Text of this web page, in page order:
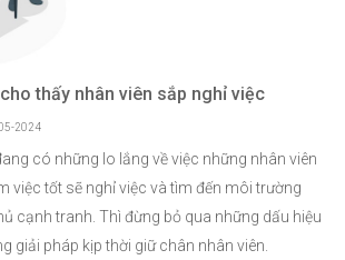
thấy nhân viên sắp nghỉ việc
2024
có những lo lắng về việc những nhân viên
việc tốt sẽ nghỉ việc và tìm đến môi trường
cạnh tranh. Thì đừng bỏ qua những dấu hiệu
giải pháp kịp thời giữ chân nhân viên.